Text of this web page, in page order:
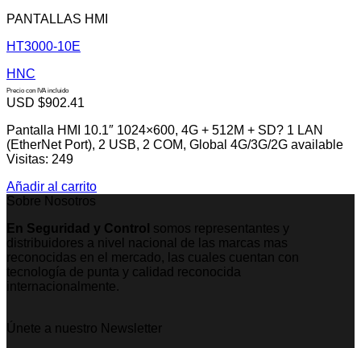
PANTALLAS HMI
HT3000-10E
HNC
Precio con IVA incluido
USD $902.41
Pantalla HMI 10.1″ 1024×600, 4G + 512M + SD? 1 LAN
(EtherNet Port), 2 USB, 2 COM, Global 4G/3G/2G available
Visitas: 249
Añadir al carrito
Sobre Nosotros
En Seguridad y Control somos representantes y
distribuidores a nivel nacional de las marcas mas
reconocidas en el mercado, las cuales cuentan con
tecnología de punta y calidad reconocida
internacionalmente.
Únete a nuestro Newsletter